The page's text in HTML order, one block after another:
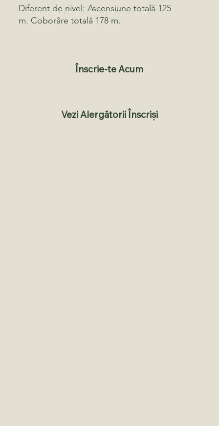
Diferent de nivel: Ascensiune totală 125
m. Coborâre totală 178 m.
Înscrie-te Acum
Vezi Alergătorii Înscriși